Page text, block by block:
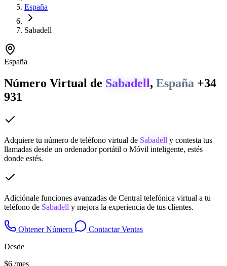
España
Sabadell
España
Número Virtual de Sabadell, España +34
931
Adquiere tu número de teléfono virtual de Sabadell y contesta tus
llamadas desde un ordenador portátil o Móvil inteligente, estés
donde estés.
Adiciónale funciones avanzadas de Central telefónica virtual a tu
teléfono de Sabadell y mejora la experiencia de tus clientes.
Obtener Número
Contactar Ventas
Desde
$6 /mes